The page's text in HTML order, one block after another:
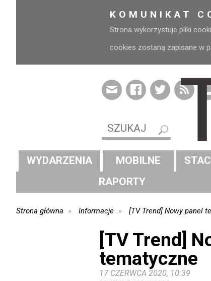
KOMUNIKAT
Strona wykorzystuje pliki
cookies zostaną zapisane w
WYDARZENIA MOBILNE
RAPORTY
Strona główna Informacje [TV Trend] Nowy panel
[TV Trend]
tematyczne
17 CZERWCA 2020, 10:39